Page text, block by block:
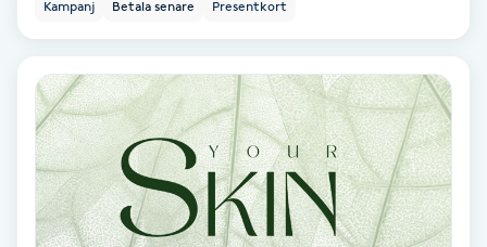
Fransförlängning Megavolym
Fransförlängning Volym
Fransk manikyr
Kampanj Betala senare Presentkort